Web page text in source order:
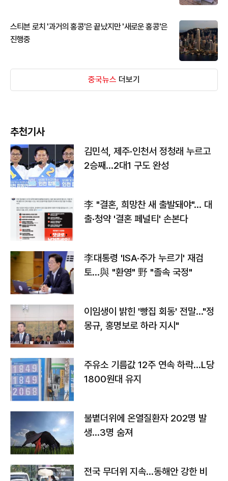
스티븐 로치 '과거의 홍콩'은 끝났지만 '새로운 홍콩'은
진행중
중국뉴스 더보기
추천기사
김민석, 제주·인천서 정청래 누르고
2승째…2대1 구도 완성
李 "결혼, 희망찬 새 출발돼야"… 대
출·청약 '결혼 페널티' 손본다
李대통령 'ISA·주가 누르기' 재검
토…與 "환영" 野 "졸속 국정"
이임생이 밝힌 '빵집 회동' 전말…"정
몽규, 홍명보로 하라 지시"
주유소 기름값 12주 연속 하락…L당
1800원대 유지
불볕더위에 온열질환자 202명 발
생…3명 숨져
전국 무더위 지속…동해안 강한 비